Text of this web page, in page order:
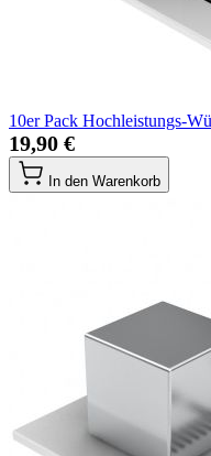
10er Pack Hochleistungs-
19,90 €
In den Warenkorb